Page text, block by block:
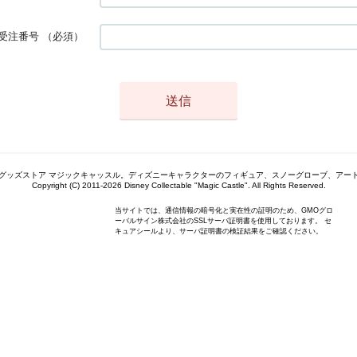
注番号 （必須）
ッズストア マジックキャッスル。ディズニーキャラクターのフィギュア、スノーグローブ、アー
Copyright (C) 2011-2026 Disney Collectable "Magic Castle". All Rights Reserved.
当サイトでは、通信情報の暗号化と実在性の証明のため、GMOグロ
ーバルサイン株式会社のSSLサーバ証明書を使用しております。 セ
キュアシールより、サーバ証明書の検証結果をご確認ください。